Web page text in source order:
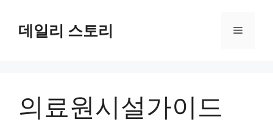
데일리 스토리 메
의료원시설가이드